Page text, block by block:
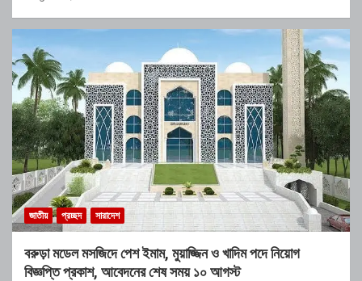
জাতীয় প্রচ্ছদ সারাদেশ
বরুড়া মডেল মসজিদে পেশ ইমাম, মুয়াজ্জিন ও খাদিম পদে নিয়োগ
বিজ্ঞপ্তি প্রকাশ, আবেদনের শেষ সময় ১০ আগস্ট